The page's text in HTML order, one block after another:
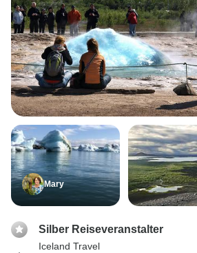
Mary
Silber Reiseveranstalter
Iceland Travel